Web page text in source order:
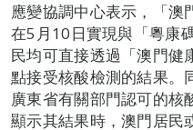
應變協調中心表示，「澳
在5月10日實現與「粵康
民均可直接透過「澳門健
點接受核酸檢測的結果。
廣東省有關部門認可的核
顯示其結果時，澳門居民